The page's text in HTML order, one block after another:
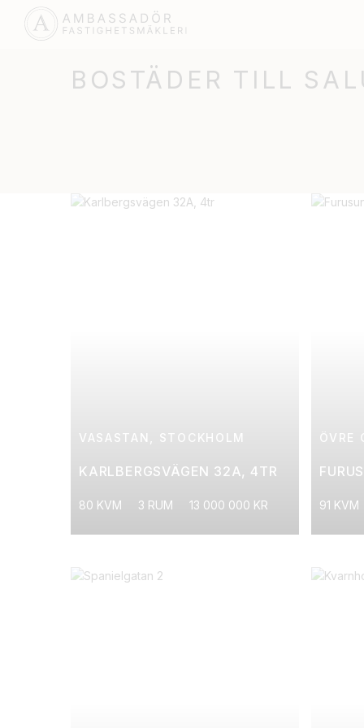
BOSTÄDER TILL
VASASTAN, STOCKHOLM
KARLBERGSVÄGEN 32A, 4TR
80 KVM 3 RUM 13 000 000 KR
ÖVRE
91 KVM